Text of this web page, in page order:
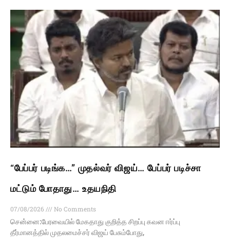
“பேப்பர் படிங்க…” முதல்வர் விஜய்… பேப்பர் படிச்சா
மட்டும் போதாது… உதயநிதி
07/08/2026
No Comments
சென்னை:பேரவையில் மேகதாது குறித்த சிறப்பு கவன ஈர்ப்பு
தீர்மானத்தில் முதலமைச்சர் விஜய் பேசும்போது,